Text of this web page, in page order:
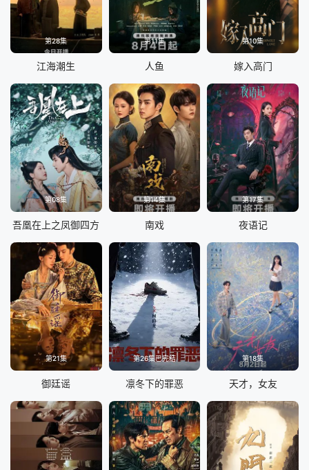
第28集
江海潮生
第11集
人鱼
第10集
嫁入高门
第08集
吾凰在上之凤御四方
第14集
南戏
第17集
夜语记
第21集
御廷谣
第26集已完结
凛冬下的罪恶
第18集
天才，女友